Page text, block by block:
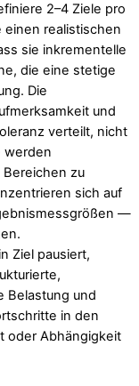
2–4 Ziele pro
realistischen
sie inkrementelle
die eine stetige
Die
und
verteilt, nicht
werden
zu
sich auf
—
Ziel pausiert,
Belastung und
in den
oder Abhängigkeit